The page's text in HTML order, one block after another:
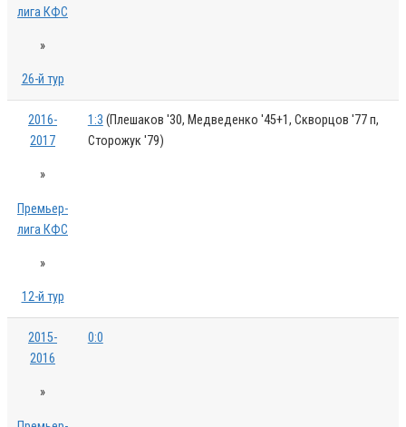
лига КФС
»
26-й тур
2016-
2017
»
Премьер-
лига КФС
»
12-й тур
1:3 (Плешаков '30, Медведенко '45+1, Скворцов '77 п,
Сторожук '79)
2015-
2016
»
0:0